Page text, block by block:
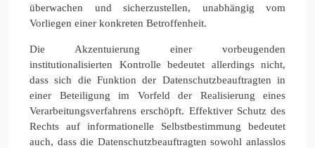
überwachen und sicherzustellen, unabhängig vom
Vorliegen einer konkreten Betroffenheit.
Die Akzentuierung einer vorbeugenden
institutionalisierten Kontrolle bedeutet allerdings nicht,
dass sich die Funktion der Datenschutzbeauftragten in
einer Beteiligung im Vorfeld der Realisierung eines
Verarbeitungsverfahrens erschöpft. Effektiver Schutz des
Rechts auf informationelle Selbstbestimmung bedeutet
auch, dass die Datenschutzbeauftragten sowohl anlasslos